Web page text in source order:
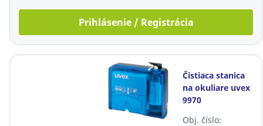
Prihlásenie / Registrácia
Čistiaca stanica
na okuliare uvex
9970
Obj. číslo: